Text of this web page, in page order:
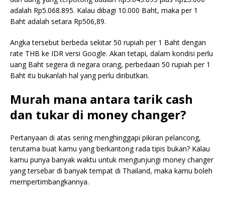
adalah Rp5.068.895. Kalau dibagi 10.000 Baht, maka per 1
Baht adalah setara Rp506,89.
Angka tersebut berbeda sekitar 50 rupiah per 1 Baht dengan
rate THB ke IDR versi Google. Akan tetapi, dalam kondisi perlu
uang Baht segera di negara orang, perbedaan 50 rupiah per 1
Baht itu bukanlah hal yang perlu diributkan.
Murah mana antara tarik cash
dan tukar di money changer?
Pertanyaan di atas sering menghinggapi pikiran pelancong,
terutama buat kamu yang berkantong rada tipis bukan? Kalau
kamu punya banyak waktu untuk mengunjungi money changer
yang tersebar di banyak tempat di Thailand, maka kamu boleh
mempertimbangkannya.